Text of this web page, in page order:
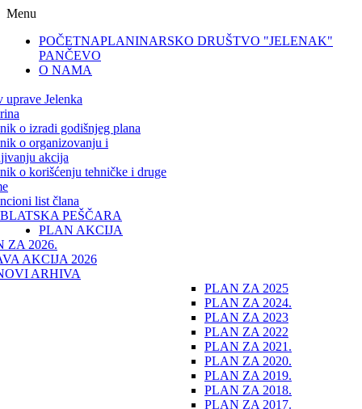
Menu
POČETNAPLANINARSKO DRUŠTVO "JELENAK"
PANČEVO
O NAMA
uprave Jelenka
o izradi godišnjeg plana
o organizovanju i
akcija
o korišćenju tehničke i druge
list člana
PEŠČARA
PLAN AKCIJA
ZA 2026.
AKCIJA 2026
ARHIVA
PLAN ZA 2025
PLAN ZA 2024.
PLAN ZA 2023
PLAN ZA 2022
PLAN ZA 2021.
PLAN ZA 2020.
PLAN ZA 2019.
PLAN ZA 2018.
PLAN ZA 2017.